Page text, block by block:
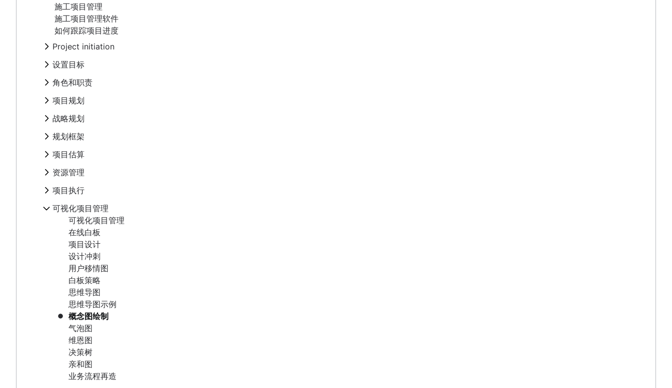
项目目标
Project milestones
项目可交付成果
验收标准
项目范围
三重制约因素
概念验证
提案大纲
项目章程与项目海报
概述
创建愿景和使命
目标类型
OKR 示例
项目目标示例
成本效益分析
商业模式画布
了解感知图
角色和职责
项目角色
项目经理
项目负责人
项目负责人
项目团队
团队章程
实施计划
组织结构图
项目规划
制定项目计划
行动计划
运营规划
KPI
项目组合管理
可行性研究
战略规划
示例
年度规划
企业规划
如何规划任务优先级
生态系统梳理
目标一致
活动营销
品牌焕新指南：核心要素与关键步骤
Business objectives
规划框架
SWOT 分析
PESTLE 分析
根本原因分析
PDCA 周期
BCG 矩阵
项目治理
项目估算
时间线
里程碑图表
关键路径法
滞后期如何影响项目管理
什么是综合总时间表？
资源管理
概述
产能规划
资源调度
跟踪
企业资源管理
项目成本管理
项目执行
使用模板更快地完成正确的工作
项目跟踪
RACI 图表
决策流程
可视化项目管理
在线白板
项目设计
用户移情图
白板策略
思维导图
思维导图示例
概念图绘制
业务流程再造
迭代流程
流程图绘制
操作流程图
流程文档
上下文切换
借助自动化，全面提升 Confluence 工作流的效率
业务流程自动化
流程自动化
时间管理
时间管理工具
施工项目管理
施工项目管理软件
如何跟踪项目进度
Project initiation
What is project initiation?
项目启动会议
项目目标
Project milestones
项目可交付成果
验收标准
利益相关者分析图：定义、优势和示例
项目范围
三重制约因素
业务案例
概念验证
提案大纲
项目章程与项目海报
设置目标
概述
创建愿景和使命
目标类型
目标设置理论
OKR 示例
项目目标示例
成本效益分析
商业模式画布
了解感知图
Goal management software
角色和职责
项目角色
项目经理
项目负责人
项目发起人
项目负责人
项目团队
RACI 图表
团队章程
实施计划
组织结构图
项目规划
概述
制定项目计划
行动计划
项目协调
运营规划
KPI
营销计划
项目组合管理
可行性研究
Project calendar
战略规划
概述
示例
年度规划
季度规划
企业规划
如何规划任务优先级
生态系统梳理
目标一致
活动营销
品牌发布
品牌焕新指南：核心要素与关键步骤
Business objectives
使命声明
规划框架
框架
SWOT 分析
PESTLE 分析
愿景面板
根本原因分析
PDCA 周期
艾森豪威尔矩阵
BCG 矩阵
项目治理
项目估算
项目估算
时间线
里程碑图表
关键路径法
滞后期如何影响项目管理
什么是综合总时间表？
项目预算
资源管理
概述
概述
产能规划
资源分解结构
资源调度
跟踪
项目采购规划
企业资源管理
项目成本管理
项目执行
概述
使用模板更快地完成正确的工作
项目跟踪
范围蔓延
RACI 图表
决策流程
管理多个项目
可视化项目管理
可视化项目管理
在线白板
项目设计
设计冲刺
用户移情图
白板策略
思维导图
思维导图示例
概念图绘制
气泡图
维恩图
决策树
亲和图
业务流程再造